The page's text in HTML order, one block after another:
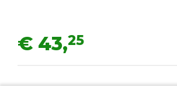
€ 43,25